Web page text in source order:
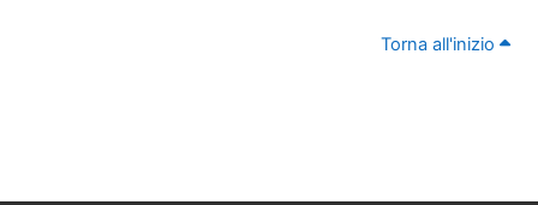
Torna all'inizio